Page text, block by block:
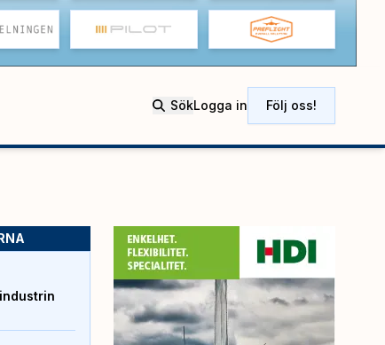
SökLogga in Följ oss!